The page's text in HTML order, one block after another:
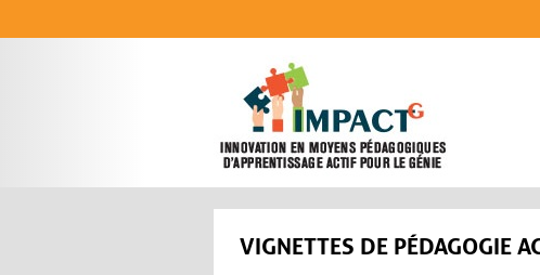
VIGNETTES DE PÉDAGOGIE